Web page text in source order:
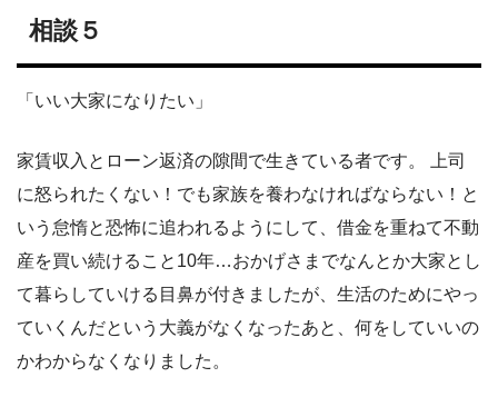
相談５
「いい大家になりたい」
家賃収入とローン返済の隙間で生きている者です。 上司
に怒られたくない！でも家族を養わなければならない！と
いう怠惰と恐怖に追われるようにして、借金を重ねて不動
産を買い続けること10年…おかげさまでなんとか大家とし
て暮らしていける目鼻が付きましたが、生活のためにやっ
ていくんだという大義がなくなったあと、何をしていいの
かわからなくなりました。